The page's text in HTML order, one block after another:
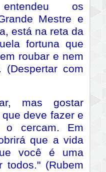
os
Mestre e
está na reta da
fortuna que
roubar e nem
(Despertar com
mas gostar
deve fazer e
o cercam. Em
que a vida
você é uma
todos." (Rubem